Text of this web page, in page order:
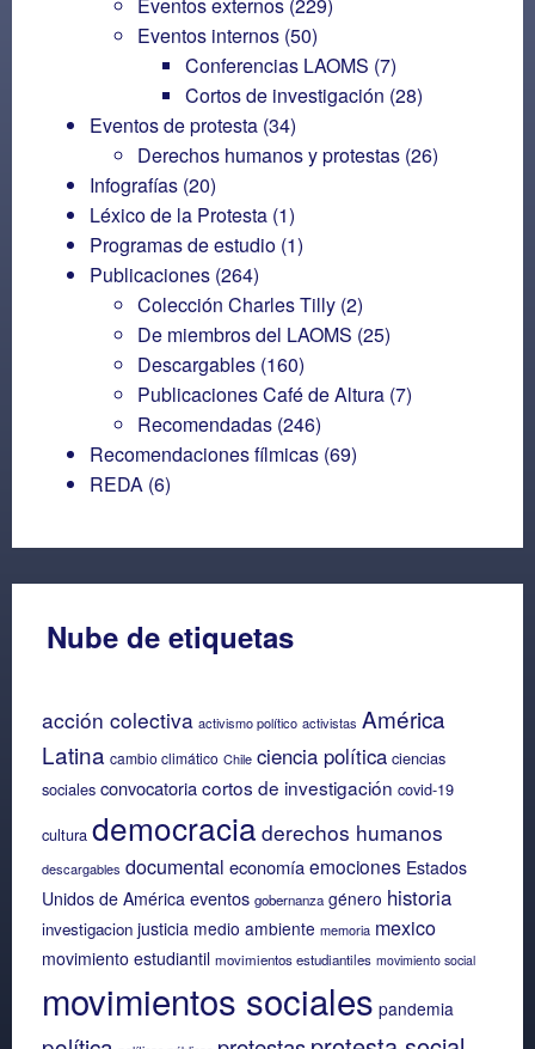
Eventos externos (229)
Eventos internos (50)
Conferencias LAOMS (7)
Cortos de investigación (28)
Eventos de protesta (34)
Derechos humanos y protestas (26)
Infografías (20)
Léxico de la Protesta (1)
Programas de estudio (1)
Publicaciones (264)
Colección Charles Tilly (2)
De miembros del LAOMS (25)
Descargables (160)
Publicaciones Café de Altura (7)
Recomendadas (246)
Recomendaciones fílmicas (69)
REDA (6)
Nube de etiquetas
acción colectiva activismo político activistas América
Latina cambio climático Chile ciencia política ciencias
sociales convocatoriacortos de investigación covid-19
cultura democracia derechos humanos
descargables documental economíaemociones Estados
Unidos de América eventos gobernanza género historia
investigacion justicia medio ambiente memoria mexico
movimiento estudiantil movimientos estudiantiles movimiento social
movimientos sociales pandemia